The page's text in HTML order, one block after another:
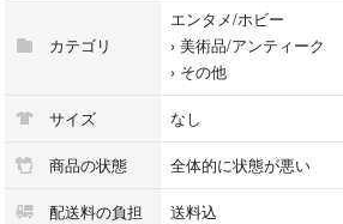
カテゴリ
エンタメ/ホビー
› 美術品/アンティーク
› その他
サイズ なし
商品の状態 全体的に状態が悪い
配送料の負担 送料込